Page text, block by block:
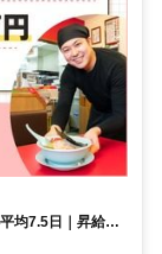
均7.5日｜昇給・